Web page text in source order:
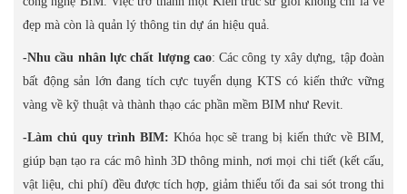
đẹp mà còn là quản lý thông tin dự án hiệu quả.
-Nhu cầu nhân lực chất lượng cao: Các công ty xây dựng, tập đoàn
bất động sản lớn đang tích cực tuyển dụng KTS có kiến thức vững
vàng về kỹ thuật và thành thạo các phần mềm BIM như Revit.
-Làm chủ quy trình BIM: Khóa học sẽ trang bị kiến thức về BIM,
giúp bạn tạo ra các mô hình 3D thông minh, nơi mọi chi tiết (kết cấu,
vật liệu, chi phí) đều được tích hợp, giảm thiểu tối đa sai sót trong thi